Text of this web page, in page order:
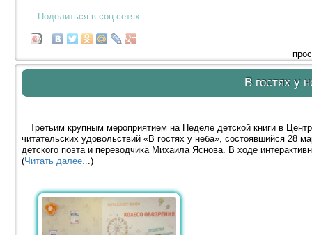
Поделиться в соц.сетях
В гостях у
Третьим крупным мероприятием на Неделе детской книги в
читательских удовольствий «В гостях у неба», состоявшийся 28
детского поэта и переводчика Михаила Яснова. В ходе
(Читать далее...)